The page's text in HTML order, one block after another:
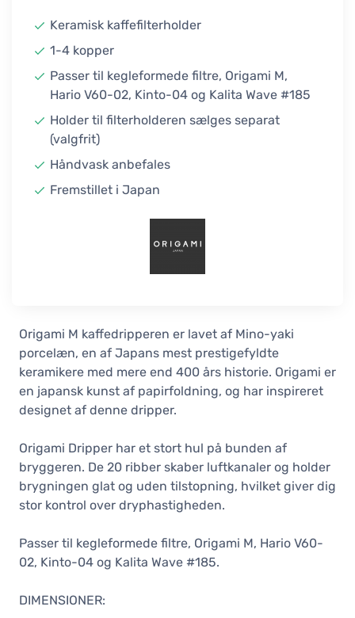
orange
261,75 DKK
På lager
Origami Dripper M filterholder, rød
På lager
Origami Dripper M filterholder, gul
261,75 DKK
På lager
Origami Dripper M filterholder, grøn
Origami Dripper M filterholder, Turkis
261,75 DKK
På lager
261,75 DKK
Ubekræftet
Origami Dripper M filterholder, lilla
Ubekræftet
Keramisk kaffefilterholder
1-4 kopper
Passer til kegleformede filtre, Origami M,
Hario V60-02, Kinto-04 og Kalita Wave #185
Holder til filterholderen sælges separat
(valgfrit)
Håndvask anbefales
Fremstillet i Japan
Origami M kaffedripperen er lavet af Mino-yaki
porcelæn, en af Japans mest prestigefyldte
keramikere med mere end 400 års historie. Origami er
en japansk kunst af papirfoldning, og har inspireret
designet af denne dripper.
Origami Dripper har et stort hul på bunden af
bryggeren. De 20 ribber skaber luftkanaler og holder
brygningen glat og uden tilstopning, hvilket giver dig
stor kontrol over dryphastigheden.
Passer til kegleformede filtre, Origami M, Hario V60-
02, Kinto-04 og Kalita Wave #185.
DIMENSIONER: